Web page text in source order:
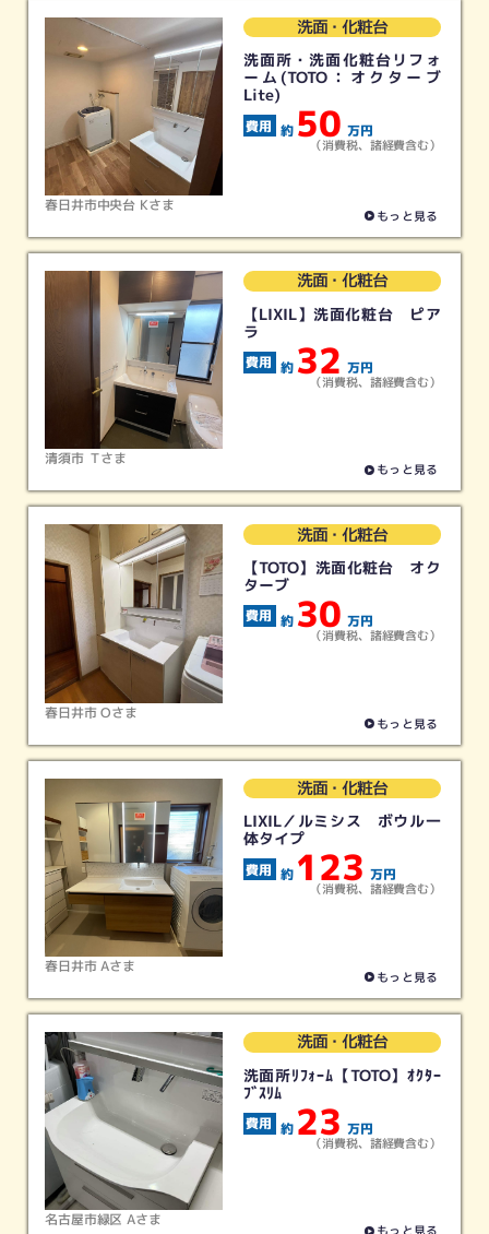
お好みのカテゴリーをクリック
リフォーム
リフォーム
リフォーム
洗面
リフォーム
給湯器
リフォーム
ガスコンロ
リフォーム
レンジフード
リフォーム
リフォーム
リフォーム
（最新実績）
閉じる
春日井市中央台 Kさま
洗面・化粧台
洗面所・洗面化粧台リフォ
ーム(TOTO：オクターブ
Lite)
約 50 万円
（消費税、諸経費含む）
もっと見る
清須市 Ｔさま
洗面・化粧台
【LIXIL】洗面化粧台 ピア
ラ
約 32 万円
（消費税、諸経費含む）
もっと見る
春日井市 Oさま
洗面・化粧台
【TOTO】洗面化粧台 オク
ターブ
約 30 万円
（消費税、諸経費含む）
もっと見る
春日井市 Aさま
洗面・化粧台
LIXIL／ルミシス ボウル一
体タイプ
約 123 万円
（消費税、諸経費含む）
もっと見る
名古屋市緑区 Aさま
洗面・化粧台
洗面所ﾘﾌｫｰﾑ【TOTO】ｵｸﾀｰ
ﾌﾞｽﾘﾑ
約 23 万円
（消費税、諸経費含む）